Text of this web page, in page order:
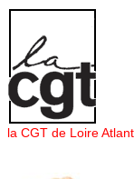
Panneau de gestion
la CGT de Loire